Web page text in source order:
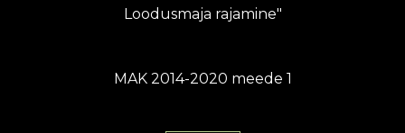
Loodusmaja rajamine"
MAK 2014-2020 meede 1